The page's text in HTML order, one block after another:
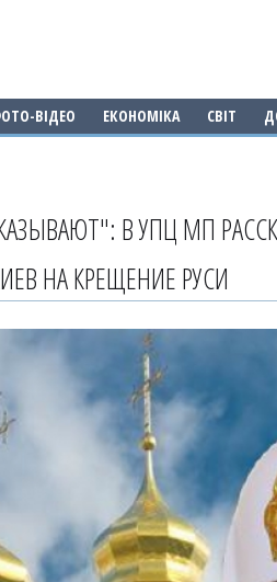
ВІДЕО ЕКОНОМІКА СВІТ
В УПЦ МП
НА КРЕЩЕНИЕ РУСИ